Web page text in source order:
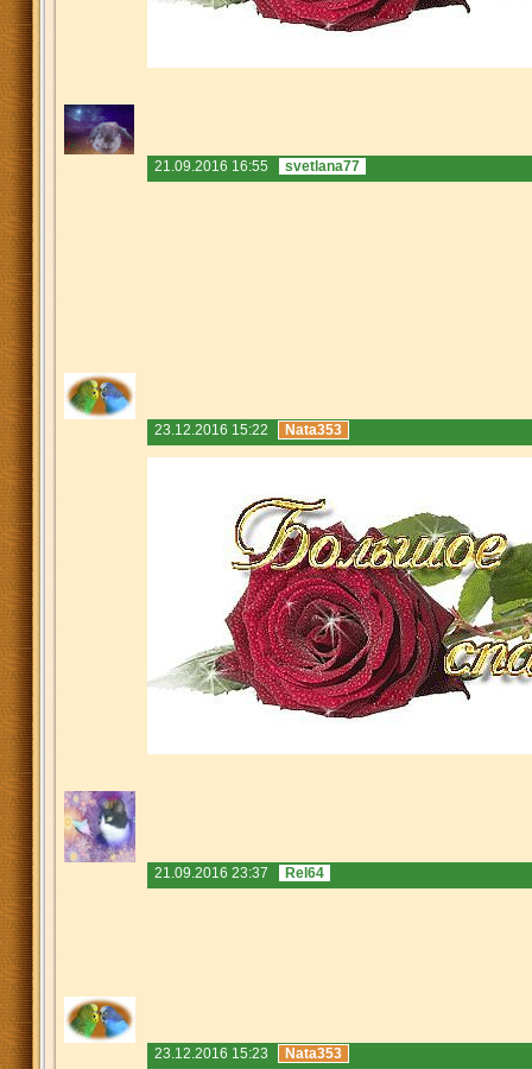
21.09.2016 16:55 svetlana77
23.12.2016 15:22 Nata353
21.09.2016 23:37 Rel64
23.12.2016 15:23 Nata353